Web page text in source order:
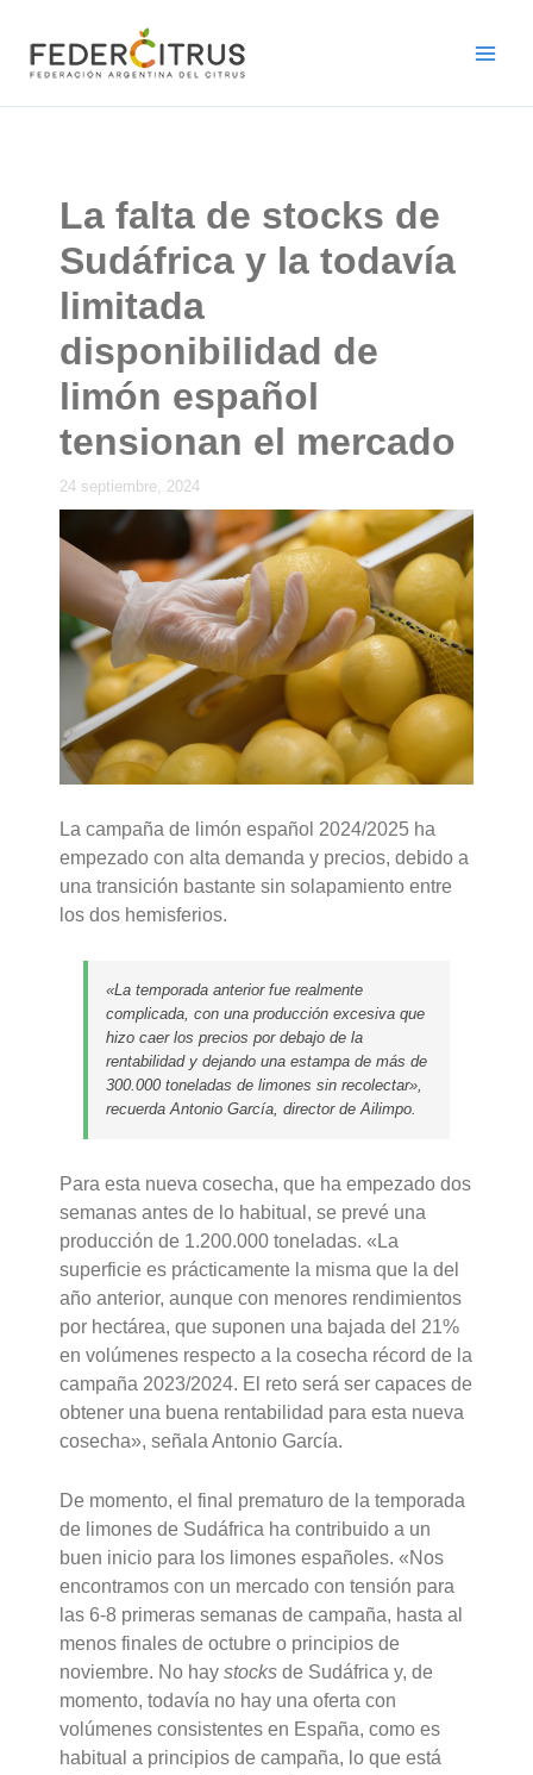
contenido
La falta de stocks de
Sudáfrica y la todavía
limitada
disponibilidad de
limón español
tensionan el mercado
24 septiembre, 2024
La campaña de limón español 2024/2025 ha
empezado con alta demanda y precios, debido a
una transición bastante sin solapamiento entre
los dos hemisferios.
«La temporada anterior fue realmente
complicada, con una producción excesiva que
hizo caer los precios por debajo de la
rentabilidad y dejando una estampa de más de
300.000 toneladas de limones sin recolectar»,
recuerda Antonio García, director de Ailimpo.
Para esta nueva cosecha, que ha empezado dos
semanas antes de lo habitual, se prevé una
producción de 1.200.000 toneladas. «La
superficie es prácticamente la misma que la del
año anterior, aunque con menores rendimientos
por hectárea, que suponen una bajada del 21%
en volúmenes respecto a la cosecha récord de la
campaña 2023/2024. El reto será ser capaces de
obtener una buena rentabilidad para esta nueva
cosecha», señala Antonio García.
De momento, el final prematuro de la temporada
de limones de Sudáfrica ha contribuido a un
buen inicio para los limones españoles. «Nos
encontramos con un mercado con tensión para
las 6-8 primeras semanas de campaña, hasta al
menos finales de octubre o principios de
noviembre. No haystocks de Sudáfrica y, de
momento, todavía no hay una oferta con
volúmenes consistentes en España, como es
habitual a principios de campaña, lo que está